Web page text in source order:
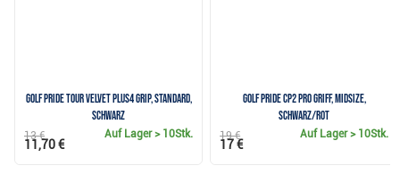
Golf Pride Tour Velvet Plus4 Grip, Standard,
Schwarz
Auf Lager> 10Stk.
13 €
11,70 €
Golf Pride CP2 Pro Griff, MIDSIZE,
schwarz/rot
Auf Lager> 10Stk.
19 €
17 €